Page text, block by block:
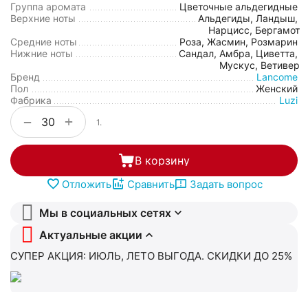
Группа аромата
Цветочные альдегидные
Верхние ноты
Альдегиды, Ландыш,
Нарцисс, Бергамот
Средние ноты
Роза, Жасмин, Розмарин
Нижние ноты
Сандал, Амбра, Циветта,
Мускус, Ветивер
Бренд
Lancome
Пол
Женский
Фабрика
Luzi
+
− 1.
В корзину
Отложить Сравнить Задать вопрос
Мы в социальных сетях
Актуальные акции
СУПЕР АКЦИЯ: ИЮЛЬ, ЛЕТО ВЫГОДА. СКИДКИ ДО 25%